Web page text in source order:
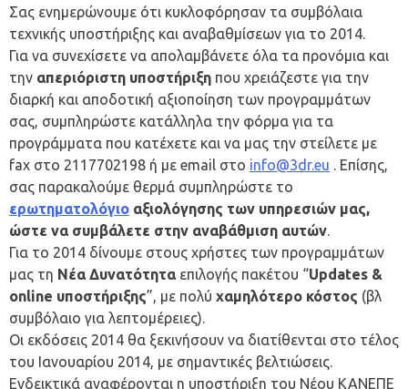
Σας ενημερώνουμε ότι κυκλοφόρησαν τα συμβόλαια
τεχνικής υποστήριξης και αναβαθμίσεων για το 2014.
Για να συνεχίσετε να απολαμβάνετε όλα τα προνόμια και
την απεριόριστη υποστήριξη που χρειάζεστε για την
διαρκή και αποδοτική αξιοποίηση των προγραμμάτων
σας, συμπληρώστε κατάλληλα την φόρμα για τα
προγράμματα που κατέχετε και να μας την στείλετε με
fax στο 2117702198 ή με email στο info@3dr.eu . Επίσης,
σας παρακαλούμε θερμά συμπληρώστε το
ερωτηματολόγιο αξιολόγησης των υπηρεσιών μας,
ώστε να συμβάλετε στην αναβάθμιση αυτών.
Για το 2014 δίνουμε στους χρήστες των προγραμμάτων
μας τη Νέα Δυνατότηταεπιλογής πακέτου “Updates &
online υποστήριξης”, με πολύ χαμηλότερο κόστος (βλ
συμβόλαιο για λεπτομέρειες).
Οι εκδόσεις 2014 θα ξεκινήσουν να διατίθενται στο τέλος
του Ιανουαρίου 2014, με σημαντικές βελτιώσεις.
Ενδεικτικά αναφέρονται η υποστήριξη του Νέου ΚΑΝΕΠΕ